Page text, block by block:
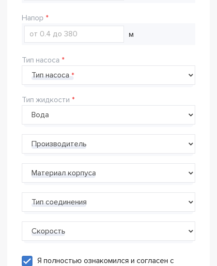
Напор
м
Тип насоса
Тип насоса
Тип жидкости
Производитель
Материал корпуса
Тип соединения
Скорость
Я полностью ознакомился и согласен с